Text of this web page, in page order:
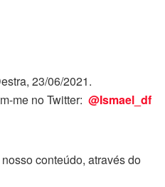
23/06/2021.
me no Twitter: @Ismael_df
conteúdo, através do